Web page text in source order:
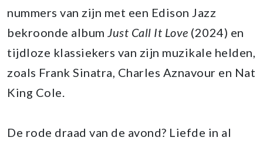
nummers van zijn met een Edison Jazz
bekroonde album Just Call It Love (2024) en
tijdloze klassiekers van zijn muzikale helden,
zoals Frank Sinatra, Charles Aznavour en Nat
King Cole.
De rode draad van de avond? Liefde in al